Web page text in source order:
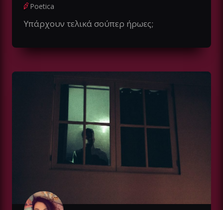
Poetica
Υπάρχουν τελικά σούπερ ήρωες;